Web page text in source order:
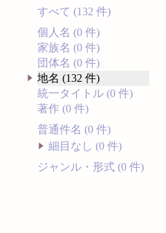
すべて (132 件)
個人名 (0 件)
家族名 (0 件)
団体名 (0 件)
地名 (132 件)
統一タイトル (0 件)
著作 (0 件)
普通件名 (0 件)
細目なし (0 件)
ジャンル・形式 (0 件)